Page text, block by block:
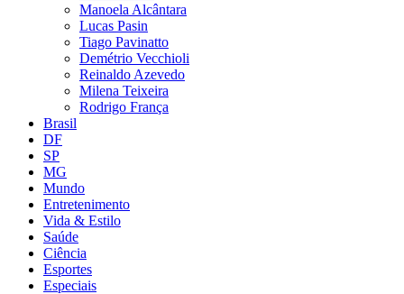
Manoela Alcântara
Lucas Pasin
Tiago Pavinatto
Demétrio Vecchioli
Reinaldo Azevedo
Milena Teixeira
Rodrigo França
Brasil
DF
SP
MG
Mundo
Entretenimento
Vida & Estilo
Saúde
Ciência
Esportes
Especiais